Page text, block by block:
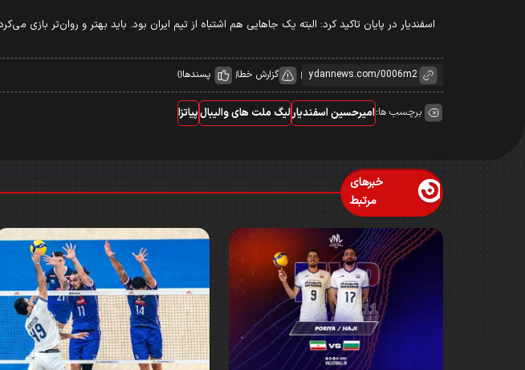
اسفندیار در پایان تاکید کرد: البته یک جاهایی هم اشتباه از تیم ایران بود. باید بهتر و روان‌تر بازی
گزارش خطا پسندها0
برچسب ها:امیرحسین اسفندیارلیگ ملت های والیبالپیاتزا
خبرهای
مرتبط